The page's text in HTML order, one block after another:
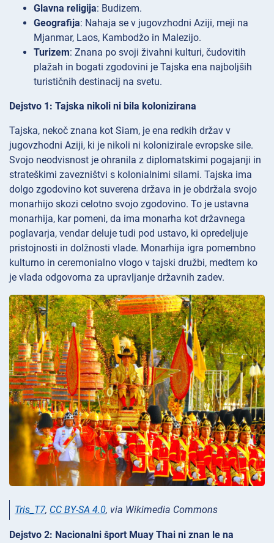
Glavna religija: Budizem.
Geografija: Nahaja se v jugovzhodni Aziji, meji na
Mjanmar, Laos, Kambodžo in Malezijo.
Turizem: Znana po svoji živahni kulturi, čudovitih
plažah in bogati zgodovini je Tajska ena najboljših
turističnih destinacij na svetu.
Dejstvo 1: Tajska nikoli ni bila kolonizirana
Tajska, nekoč znana kot Siam, je ena redkih držav v
jugovzhodni Aziji, ki je nikoli ni kolonizirale evropske sile.
Svojo neodvisnost je ohranila z diplomatskimi pogajanji in
strateškimi zavezništvi s kolonialnimi silami. Tajska ima
dolgo zgodovino kot suverena država in je obdržala svojo
monarhijo skozi celotno svojo zgodovino. To je ustavna
monarhija, kar pomeni, da ima monarha kot državnega
poglavarja, vendar deluje tudi pod ustavo, ki opredeljuje
pristojnosti in dolžnosti vlade. Monarhija igra pomembno
kulturno in ceremonialno vlogo v tajski družbi, medtem ko
je vlada odgovorna za upravljanje državnih zadev.
Tris_T7, CC BY-SA 4.0, via Wikimedia Commons
Dejstvo 2: Nacionalni šport Muay Thai ni znan le na